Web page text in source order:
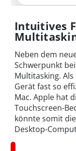
Intuitives
Neben dem
Schwerpunkt
Multitasking.
Gerät fast so
Mac. Apple hat
Touchscreen-
könnte somit
Desktop-